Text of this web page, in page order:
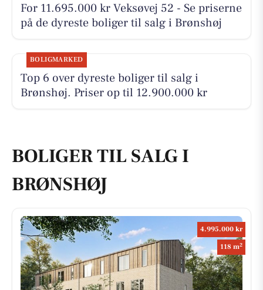
For 11.695.000 kr Veksøvej 52 - Se priserne
på de dyreste boliger til salg i Brønshøj
BOLIGMARKED
Top 6 over dyreste boliger til salg i
Brønshøj. Priser op til 12.900.000 kr
BOLIGER TIL SALG I
BRØNSHØJ
4.995.000 kr
118 m2